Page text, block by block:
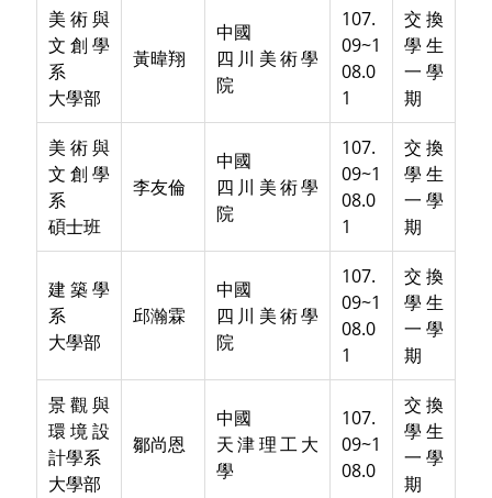
美術與
文創學
系
大學部
黃暐翔
中國
四川美術學
院
107.
09~1
08.0
1
交換
學生
一學
期
美術與
文創學
系
碩士班
李友倫
中國
四川美術學
院
107.
09~1
08.0
1
交換
學生
一學
期
建築學
系
大學部
邱瀚霖
中國
四川美術學
院
107.
09~1
08.0
1
交換
學生
一學
期
景觀與
環境設
計學系
大學部
鄒尚恩
中國
天津理工大
學
107.
09~1
08.0
交換
學生
一學
期